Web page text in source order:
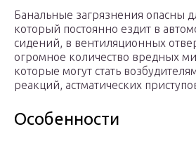
​Банальные загрязнения опасны
который постоянно ездит в
сидений, в вентиляционных
огромное количество вредных
которые могут стать
реакций, астматических
Особенности